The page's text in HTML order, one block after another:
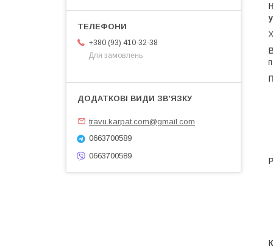
+380 (93) 410-32-38
Для замовлень
travu.karpat.com@gmail.com
0663700589
0663700589